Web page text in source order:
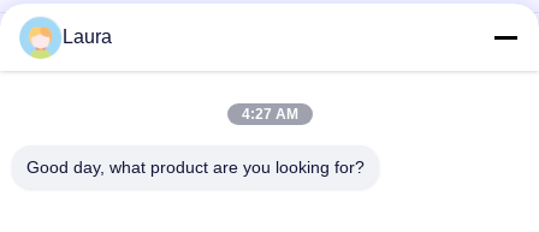
ISR4221-SEC/K9 ISR 4321 with 2 onboard GE, 2 NIM slots, 1 ISC
slot, 4 GB Flash Memory default, 4 GB DRAM default
C1-ASR1001-HX/K9 Cisco proveedor de 1000 de la serie del
radar de vigilancia aérea de la plataforma de Cisco módulos
Laura
4:27 AM
Good day, what product are you looking for?